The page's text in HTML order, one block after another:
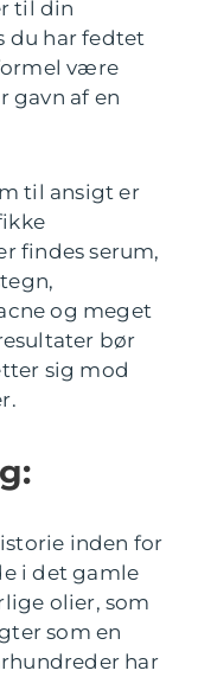
til din
du har fedtet
være
gavn af en
til ansigt er
findes serum,
og meget
bør
sig mod
inden for
i det gamle
olier, som
som en
har